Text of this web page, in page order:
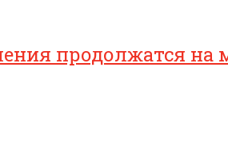
продолжатся